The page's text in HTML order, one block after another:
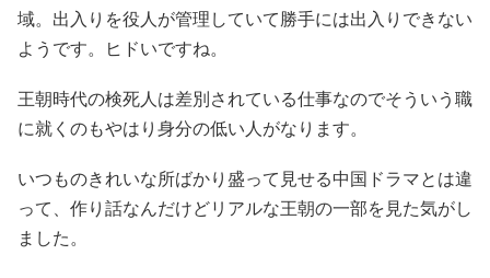
域。出入りを役人が管理していて勝手には出入りできない
ようです。ヒドいですね。
王朝時代の検死人は差別されている仕事なのでそういう職
に就くのもやはり身分の低い人がなります。
いつものきれいな所ばかり盛って見せる中国ドラマとは違
って、作り話なんだけどリアルな王朝の一部を見た気がし
ました。